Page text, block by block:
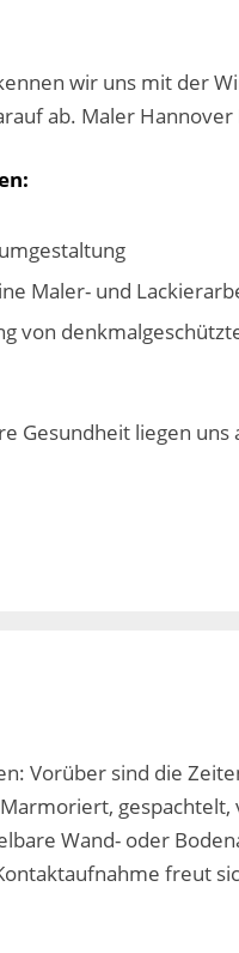
wir uns mit der
ab. Maler
Maler- und
von
Gesundheit liegen
Vorüber sind die
Wand- oder
freut